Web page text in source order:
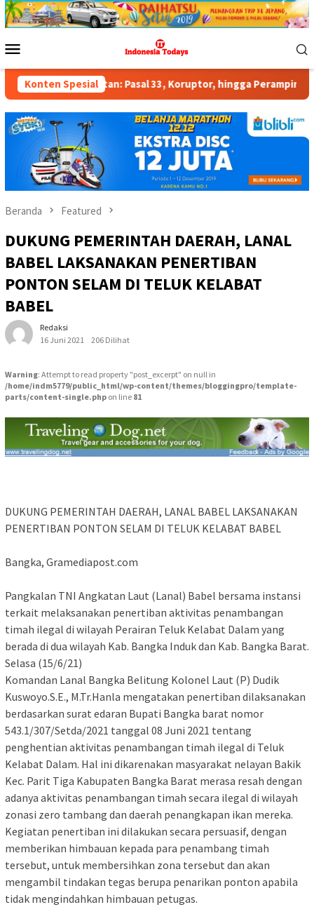
Loncat
ke
Mobile
Konten Spesial
Pasal 33, Koruptor, hingga Perampingan Kabinet
Beranda Featured
DUKUNG PEMERINTAH DAERAH, LANAL
BABEL LAKSANAKAN PENERTIBAN
PONTON SELAM DI TELUK KELABAT
BABEL
Redaksi
16 Juni 2021
206 Dilihat
Warning: Attempt to read property "post_excerpt" on null in
/home/indm5779/public_html/wp-content/themes/bloggingpro/template-
parts/content-single.php on line 81
DUKUNG PEMERINTAH DAERAH, LANAL BABEL LAKSANAKAN
PENERTIBAN PONTON SELAM DI TELUK KELABAT BABEL
Bangka, Gramediapost.com
Pangkalan TNI Angkatan Laut (Lanal) Babel bersama instansi
terkait melaksanakan penertiban aktivitas penambangan
timah ilegal di wilayah Perairan Teluk Kelabat Dalam yang
berada di dua wilayah Kab. Bangka Induk dan Kab. Bangka Barat.
Selasa (15/6/21)
Komandan Lanal Bangka Belitung Kolonel Laut (P) Dudik
Kuswoyo.S.E., M.Tr.Hanla mengatakan penertiban dilaksanakan
berdasarkan surat edaran Bupati Bangka barat nomor
543.1/307/Setda/2021 tanggal 08 Juni 2021 tentang
penghentian aktivitas penambangan timah ilegal di Teluk
Kelabat Dalam. Hal ini dikarenakan masyarakat nelayan Bakik
Kec. Parit Tiga Kabupaten Bangka Barat merasa resah dengan
adanya aktivitas penambangan timah secara ilegal di wilayah
zonasi zero tambang dan daerah penangkapan ikan mereka.
Kegiatan penertiban ini dilakukan secara persuasif, dengan
memberikan himbauan kepada para penambang timah
tersebut, untuk membersihkan zona tersebut dan akan
mengambil tindakan tegas berupa penarikan ponton apabila
tidak mengindahkan himbauan petugas.